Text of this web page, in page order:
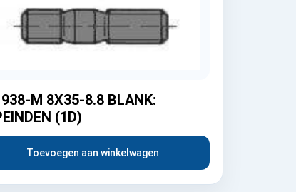
M 8X35-8.8 BLANK:
(1D)
Toevoegen aan winkelwagen